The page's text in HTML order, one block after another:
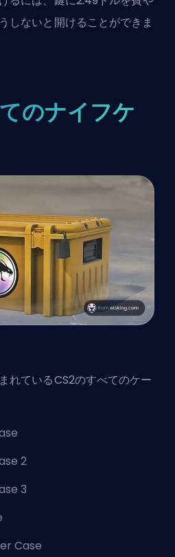
しないと開けることができま
のナイフケ
れているCS2のすべてのケー
2
3
Case